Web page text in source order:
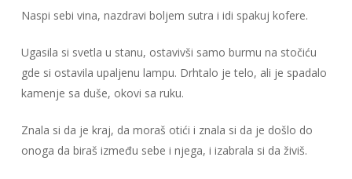
Naspi sebi vina, nazdravi boljem sutra i idi spakuj kofere.
Ugasila si svetla u stanu, ostavivši samo burmu na stočiću
gde si ostavila upaljenu lampu. Drhtalo je telo, ali je spadalo
kamenje sa duše, okovi sa ruku.
Znala si da je kraj, da moraš otići i znala si da je došlo do
onoga da biraš između sebe i njega, i izabrala si da živiš.